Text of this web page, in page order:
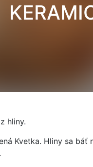
hliny.
Kvetka. Hliny sa báť